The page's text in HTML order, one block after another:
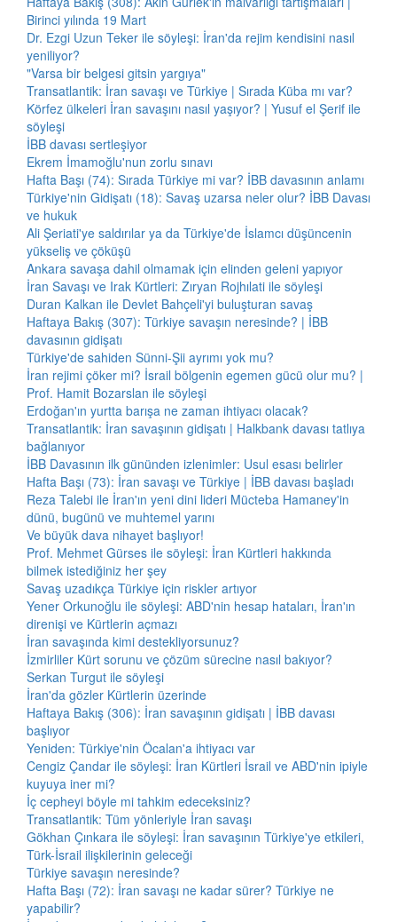
Birinci yılında 19 Mart
Dr. Ezgi Uzun Teker ile söyleşi: İran'da rejim kendisini nasıl
yeniliyor?
"Varsa bir belgesi gitsin yargıya"
Transatlantik: İran savaşı ve Türkiye | Sırada Küba mı var?
Körfez ülkeleri İran savaşını nasıl yaşıyor? | Yusuf el Şerif ile
söyleşi
İBB davası sertleşiyor
Ekrem İmamoğlu'nun zorlu sınavı
Hafta Başı (74): Sırada Türkiye mi var? İBB davasının anlamı
Türkiye'nin Gidişatı (18): Savaş uzarsa neler olur? İBB Davası
ve hukuk
Ali Şeriati'ye saldırılar ya da Türkiye'de İslamcı düşüncenin
yükseliş ve çöküşü
Ankara savaşa dahil olmamak için elinden geleni yapıyor
İran Savaşı ve Irak Kürtleri: Zıryan Rojhılati ile söyleşi
Duran Kalkan ile Devlet Bahçeli'yi buluşturan savaş
Haftaya Bakış (307): Türkiye savaşın neresinde? | İBB
davasının gidişatı
Türkiye'de sahiden Sünni-Şii ayrımı yok mu?
İran rejimi çöker mi? İsrail bölgenin egemen gücü olur mu? |
Prof. Hamit Bozarslan ile söyleşi
Erdoğan'ın yurtta barışa ne zaman ihtiyacı olacak?
Transatlantik: İran savaşının gidişatı | Halkbank davası tatlıya
bağlanıyor
İBB Davasının ilk gününden izlenimler: Usul esası belirler
Hafta Başı (73): İran savaşı ve Türkiye | İBB davası başladı
Reza Talebi ile İran'ın yeni dini lideri Mücteba Hamaney'in
dünü, bugünü ve muhtemel yarını
Ve büyük dava nihayet başlıyor!
Prof. Mehmet Gürses ile söyleşi: İran Kürtleri hakkında
bilmek istediğiniz her şey
Savaş uzadıkça Türkiye için riskler artıyor
Yener Orkunoğlu ile söyleşi: ABD'nin hesap hataları, İran'ın
direnişi ve Kürtlerin açmazı
İran savaşında kimi destekliyorsunuz?
İzmirliler Kürt sorunu ve çözüm sürecine nasıl bakıyor?
Serkan Turgut ile söyleşi
İran'da gözler Kürtlerin üzerinde
Haftaya Bakış (306): İran savaşının gidişatı | İBB davası
başlıyor
Yeniden: Türkiye'nin Öcalan'a ihtiyacı var
Cengiz Çandar ile söyleşi: İran Kürtleri İsrail ve ABD'nin ipiyle
kuyuya iner mi?
İç cepheyi böyle mi tahkim edeceksiniz?
Transatlantik: Tüm yönleriyle İran savaşı
Gökhan Çınkara ile söyleşi: İran savaşının Türkiye'ye etkileri,
Türk-İsrail ilişkilerinin geleceği
Türkiye savaşın neresinde?
Hafta Başı (72): İran savaşı ne kadar sürer? Türkiye ne
yapabilir?